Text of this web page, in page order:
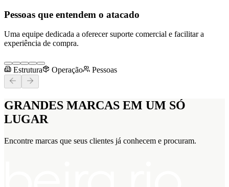
Pessoas que entendem o atacado
Uma equipe dedicada a oferecer suporte comercial e facilitar a
experiência de compra.
Estrutura Operação Pessoas
GRANDES MARCAS EM UM SÓ
LUGAR
Encontre marcas que seus clientes já conhecem e procuram.